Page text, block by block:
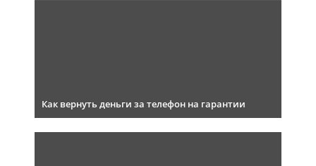
Как вернуть деньги за телефон на гарантии